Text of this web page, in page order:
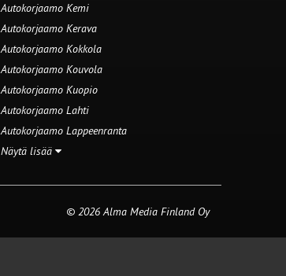
Autokorjaamo Kemi
Autokorjaamo Kerava
Autokorjaamo Kokkola
Autokorjaamo Kouvola
Autokorjaamo Kuopio
Autokorjaamo Lahti
Autokorjaamo Lappeenranta
Näytä lisää
© 2026 Alma Media Finland Oy